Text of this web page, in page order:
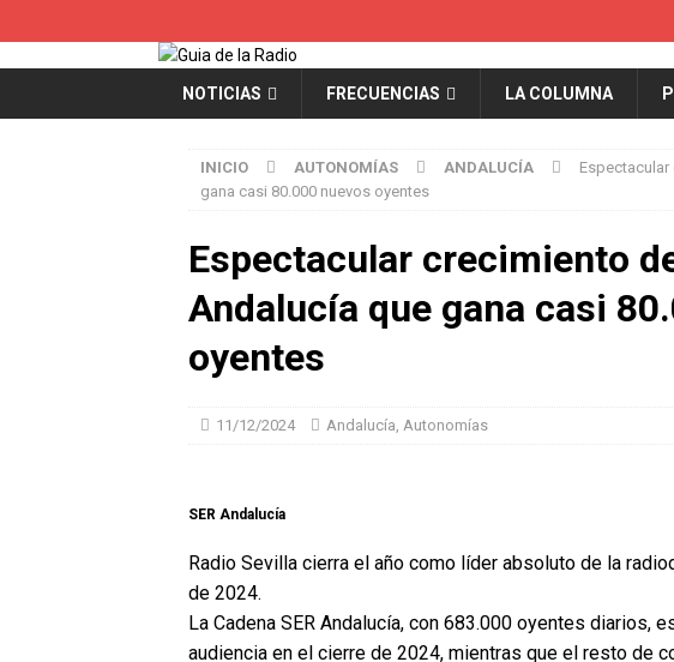
NOTICIAS FRECUENCIAS LA COLUMNA
INICIO AUTONOMÍAS ANDALUCÍA
Espectacular
gana casi 80.000 nuevos oyentes
Espectacular crecimiento
Andalucía que gana casi
oyentes
11/12/2024 Andalucía, Autonomías
SER Andalucía
Radio Sevilla cierra el año como líder absoluto de la
de 2024.
La Cadena SER Andalucía, con 683.000 oyentes diarios,
audiencia en el cierre de 2024, mientras que el resto de